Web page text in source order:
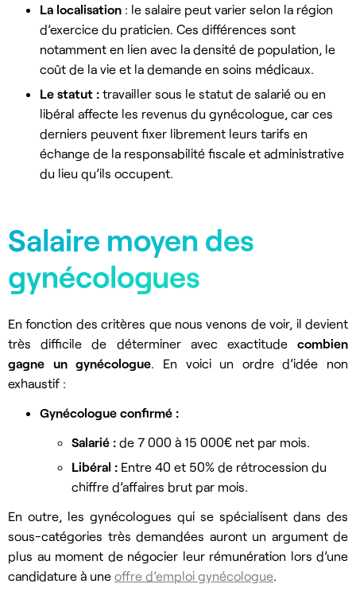
La localisation : le salaire peut varier selon la région
d’exercice du praticien. Ces différences sont
notamment en lien avec la densité de population, le
coût de la vie et la demande en soins médicaux.
Le statut : travailler sous le statut de salarié ou en
libéral affecte les revenus du gynécologue, car ces
derniers peuvent fixer librement leurs tarifs en
échange de la responsabilité fiscale et administrative
du lieu qu’ils occupent.
Salaire moyen des
gynécologues
En fonction des critères que nous venons de voir, il devient
très difficile de déterminer avec exactitude combien
gagne un gynécologue . En voici un ordre d’idée non
exhaustif :
Gynécologue confirmé :
Salarié : de 7 000 à 15 000€ net par mois.
Libéral : Entre 40 et 50% de rétrocession du
chiffre d’affaires brut par mois.
En outre, les gynécologues qui se spécialisent dans des
sous-catégories très demandées auront un argument de
plus au moment de négocier leur rémunération lors d’une
candidature à une offre d’emploi gynécologue